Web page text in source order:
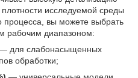
плотности исследуемой среды
процесса, вы можете выбрать
рабочим диапазоном:
для слабонасыщенных
обработки;